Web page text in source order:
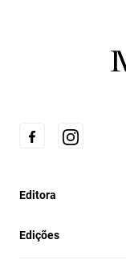
Editora
Edições